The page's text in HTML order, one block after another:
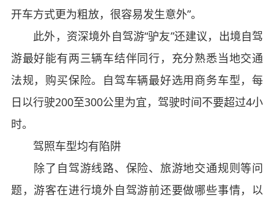
开车方式更为粗放，很容易发生意外”。
此外，资深境外自驾游“驴友”还建议，出境自驾
游最好能有两三辆车结伴同行，充分熟悉当地交通
法规，购买保险。自驾车辆最好选用商务车型，每
日以行驶200至300公里为宜，驾驶时间不要超过4小
时。
驾照车型均有陷阱
除了自驾游线路、保险、旅游地交通规则等问
题，游客在进行境外自驾游前还要做哪些事情，以